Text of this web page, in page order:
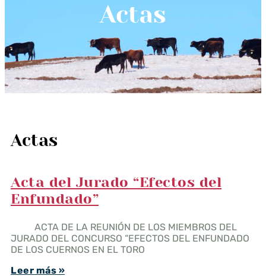
Actas
Actas
Acta del Jurado “Efectos del
Enfundado”
ACTA DE LA REUNIÓN DE LOS MIEMBROS DEL
JURADO DEL CONCURSO “EFECTOS DEL ENFUNDADO
DE LOS CUERNOS EN EL TORO
Leer más »